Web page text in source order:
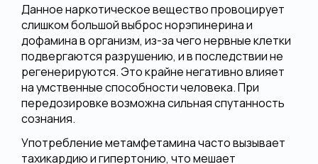
Данное наркотическое вещество провоцирует
слишком большой выброс норэпинерина и
дофамина в организм, из-за чего нервные клетки
подвергаются разрушению, и в последствии не
регенерируются. Это крайне негативно влияет
на умственные способности человека. При
передозировке возможна сильная спутанность
сознания.
Употребление метамфетамина часто вызывает
тахикардию и гипертонию, что мешает